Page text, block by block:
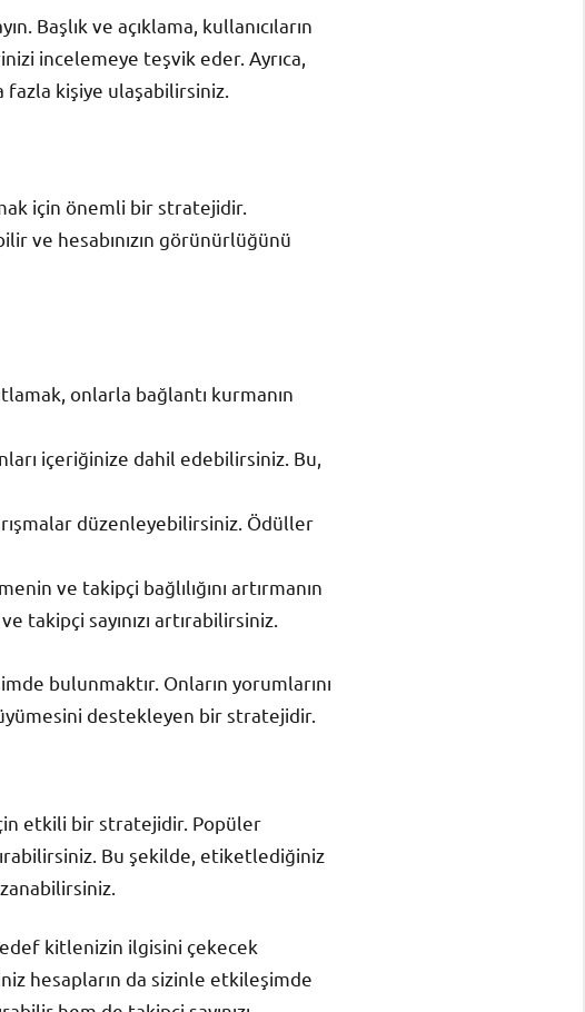
Başlık ve açıklama, kullanıcıların
incelemeye teşvik eder. Ayrıca,
kişiye ulaşabilirsiniz.
için önemli bir stratejidir.
ve hesabınızın görünürlüğünü
onlarla bağlantı kurmanın
içeriğinize dahil edebilirsiniz. Bu,
düzenleyebilirsiniz. Ödüller
ve takipçi bağlılığını artırmanın
sayınızı artırabilirsiniz.
bulunmaktır. Onların yorumlarını
destekleyen bir stratejidir.
etkili bir stratejidir. Popüler
Bu şekilde, etiketlediğiniz
kitlenizin ilgisini çekecek
hesapların da sizinle etkileşimde